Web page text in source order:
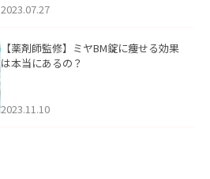
2023.07.27
【薬剤師監修】ミヤBM錠に痩せる効果
は本当にあるの？
2023.11.10